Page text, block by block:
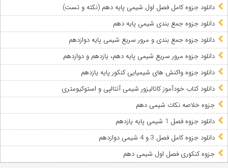
دانلود جزوه کامل فصل اول شیمی پایه دهم (نکته و تست)
دانلود جزوه جمع بندی شیمی پایه دهم
دانلود جزوه جمع بندی و مرور سریع شیمی پایه دوازدهم
دانلود جزوه مرور سریع شیمی پایه دهم، یازدهم و دوازدهم
دانلود جزوه واکنش های شیمیایی کنکور پایه یازدهم
دانلود کتاب خودآموز کاتالیزور شیمی آنتالپی و استوکیومتری
جزوه خلاصه نکات شیمی دهم
دانلود جزوه فصل 1 شیمی پایه یازدهم
دانلود جزوه کامل فصل 3 و 4 شیمی دوازدهم
جزوه کنکوری فصل اول شیمی دهم